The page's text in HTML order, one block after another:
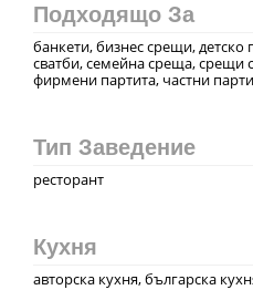
Подходящо За
банкети, бизнес срещи,
сватби, семейна среща, срещи
фирмени партита, частни
Тип Заведение
ресторант
Кухня
авторска кухня, българска